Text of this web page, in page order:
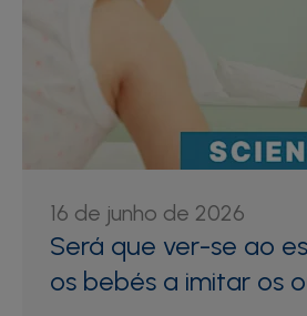
16 de junho de 2026
Será que ver-se ao
os bebés a imitar os